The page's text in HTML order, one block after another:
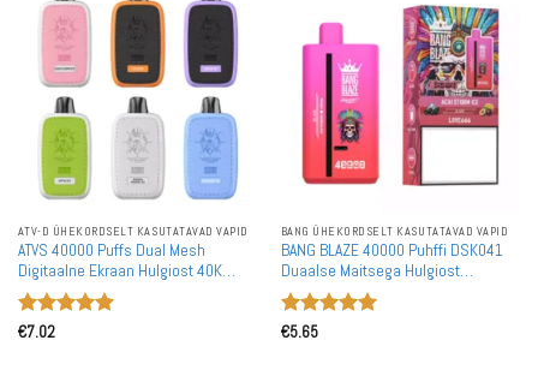
ATV-D ÜHEKORDSELT KASUTATAVAD VAPID
ATVS 40000 Puffs Dual Mesh
Digitaalne Ekraan Hulgiost 40K
Taaslaetav Ühekordselt Kasutatav
Vape Hulgimüük
Hinnanguga
€7.02
BANG ÜHEKORDSELT KASUTATAVAD VAPID
BANG BLAZE 40000 Puhffi DSK041
Duaalse Maitsega Hulgiost
Rechargeable Ühekordselt
Kasutatavad Vapes Hulgimüük
Hinnanguga
€5.65